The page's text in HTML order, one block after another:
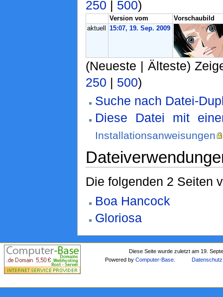
250 | 500)
Version vom
Vorschaubild
aktuell
15:07, 19. Sep. 2009
(Neueste | Älteste)
250 | 500)
Suche nach Datei-
Diese Datei mit
Installationsanweisungen
Die folgenden 2 Seiten
Boa Hancock
Gloriosa
Diese Seite wurde zuletzt am 19.
Powered byComputer-Base Datenschutz